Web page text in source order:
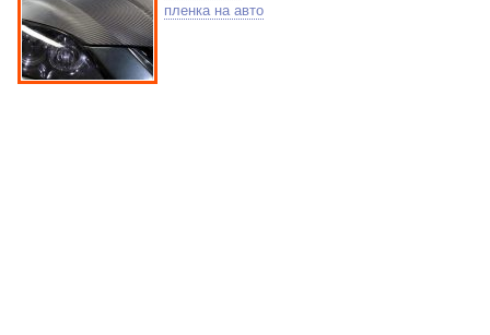
пленка на авто